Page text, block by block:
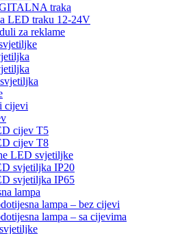
traka
LED traku 12-24V
za reklame
cijevi
cijev T5
cijev T8
LED svjetiljke
svjetiljka IP20
svjetiljka IP65
lampa
lampa – bez cijevi
lampa – sa cijevima